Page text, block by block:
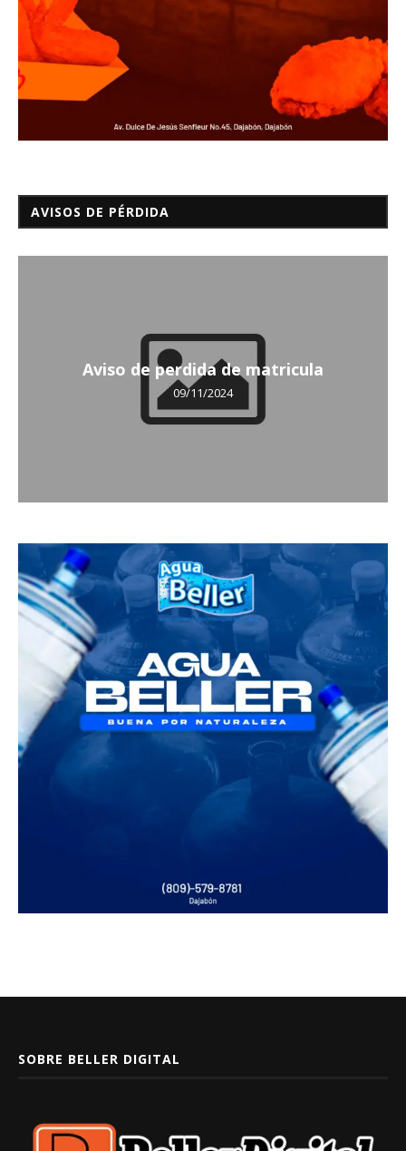
AVISOS DE PÉRDIDA
Aviso de perdida de matricula
09/11/2024
SOBRE BELLER DIGITAL